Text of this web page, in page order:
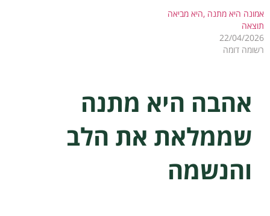
אמונה היא מתנה ,היא מביאה
תוצאה
22/04/2026
רשומה דומה
אהבה היא מתנה
שממלאת את הלב
והנשמה